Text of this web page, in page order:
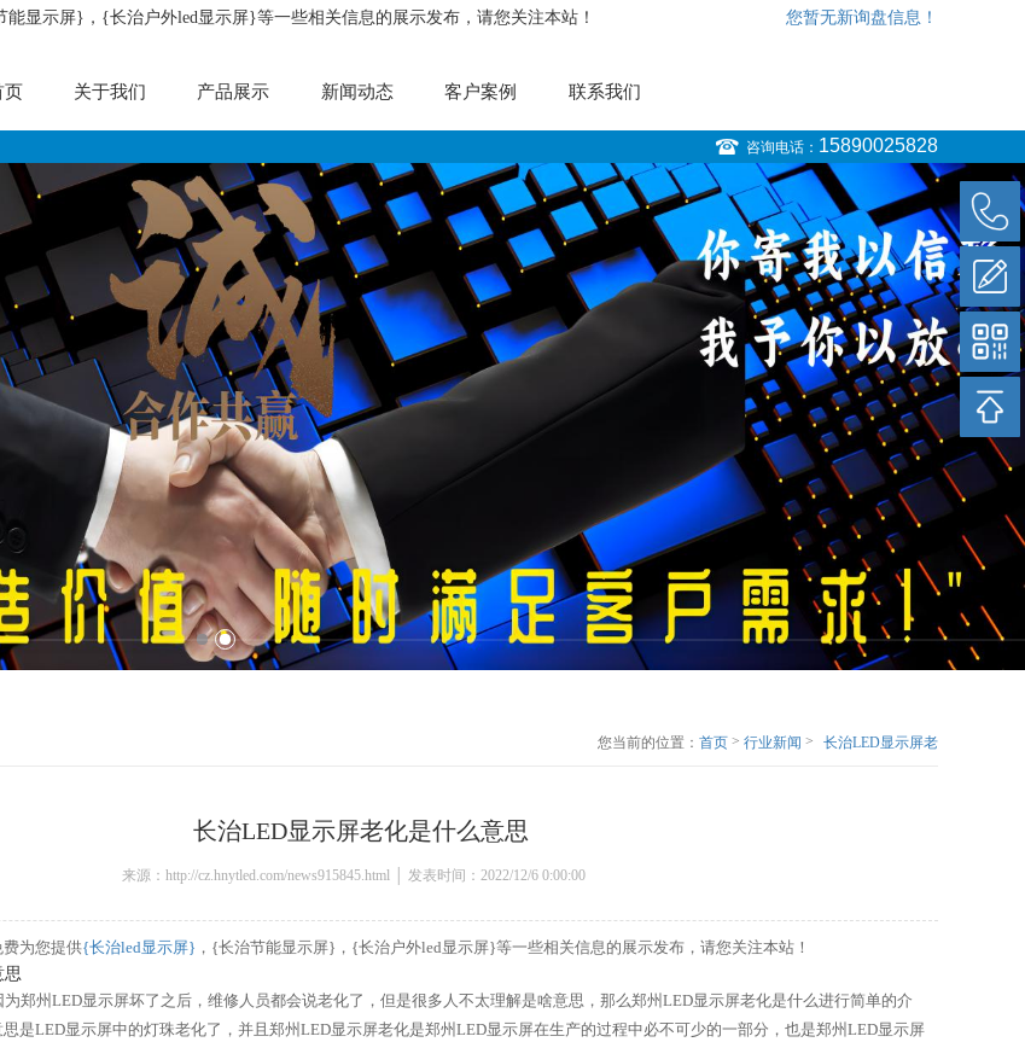
能显示屏}，{长治户外led显示屏}等一些相关信息的展示发布，请您关注本站！ 您暂无新询盘信息！
页 关于我们 产品展示 新闻动态 客户案例 联系我们
咨询电话： 15890025828
您当前的位置： 首页 > 行业新闻 >
长治LED显示屏老
长治LED显示屏老化是什么意思
来源：http://cz.hnytled.com/news915845.html │ 发表时间：2022/12/6 0:00:00
为您提供{长治led显示屏} ，{长治节能显示屏}，{长治户外led显示屏}等一些相关信息的展示发布，请您关注本站！
思
郑州LED显示屏坏了之后，维修人员都会说老化了，但是很多人不太理解是啥意思，那么郑州LED显示屏老化是什么进行简单的介
是LED显示屏中的灯珠老化了，并且郑州LED显示屏老化是郑州LED显示屏在生产的过程中必不可少的一部分，也是郑州LED显示屏